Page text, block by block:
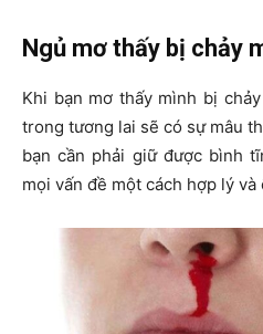
Ngủ mơ thấy bị chảy
Khi bạn mơ thấy mình bị
trong tương lai sẽ có sự mâu
bạn cần phải giữ được bình
mọi vấn đề một cách hợp lý và